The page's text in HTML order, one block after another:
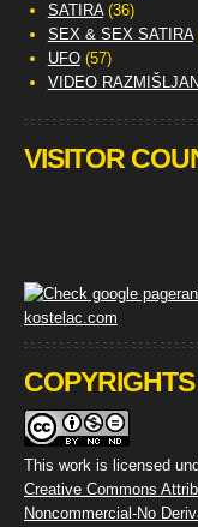
SATIRA(36)
SEX & SEX SATIRA
UFO(57)
VIDEO
VISITOR
COPYRIGHTS
This work is licensed
Creative Commons
Noncommercial-No